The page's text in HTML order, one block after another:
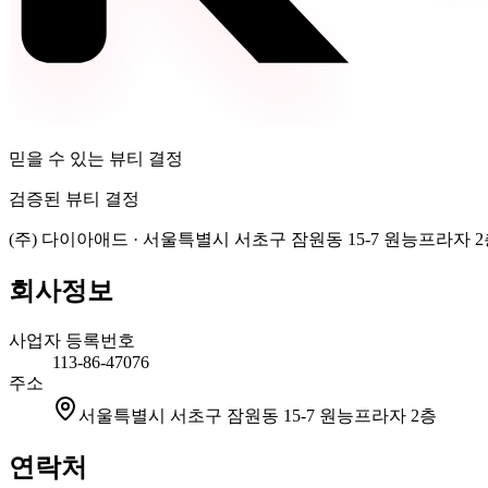
믿을 수 있는 뷰티 결정
검증된 뷰티 결정
(주) 다이아애드 · 서울특별시 서초구 잠원동 15-7 원능프라자 2
회사정보
사업자 등록번호
113-86-47076
주소
서울특별시 서초구 잠원동 15-7 원능프라자 2층
연락처